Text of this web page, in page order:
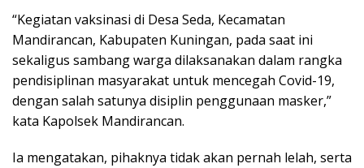
“Kegiatan vaksinasi di Desa Seda, Kecamatan
Mandirancan, Kabupaten Kuningan, pada saat ini
sekaligus sambang warga dilaksanakan dalam rangka
pendisiplinan masyarakat untuk mencegah Covid-19,
dengan salah satunya disiplin penggunaan masker,”
kata Kapolsek Mandirancan.
Ia mengatakan, pihaknya tidak akan pernah lelah, serta